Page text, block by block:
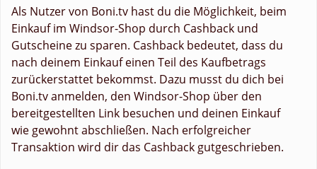
Als Nutzer von Boni.tv hast du die Möglichkeit, beim
Einkauf im Windsor-Shop durch Cashback und
Gutscheine zu sparen. Cashback bedeutet, dass du
nach deinem Einkauf einen Teil des Kaufbetrags
zurückerstattet bekommst. Dazu musst du dich bei
Boni.tv anmelden, den Windsor-Shop über den
bereitgestellten Link besuchen und deinen Einkauf
wie gewohnt abschließen. Nach erfolgreicher
Transaktion wird dir das Cashback gutgeschrieben.